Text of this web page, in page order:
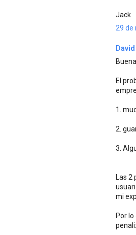
Jack
29 de
El
1.
2.
3.
Las 2
mi
Por